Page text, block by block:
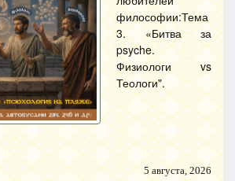
философии:Тема
3. «Битва за
psyche.
Физиологи vs
Теологи".
5 августа, 2026